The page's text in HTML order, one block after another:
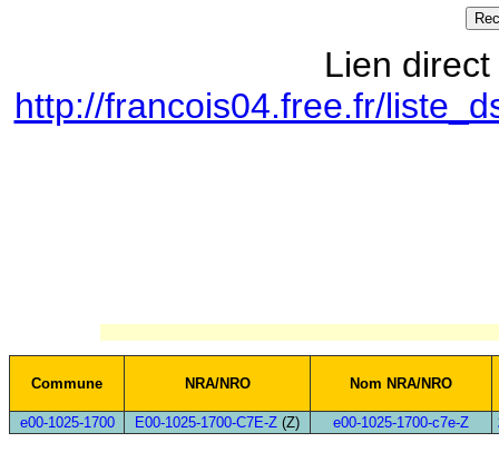
Lien
http://francois04.free.fr/
Commune NRA/NRO Nom NRA/NRO
e00-1025-1700 E00-1025-1700-C7E-Z (Z) e00-1025-1700-c7e-Z